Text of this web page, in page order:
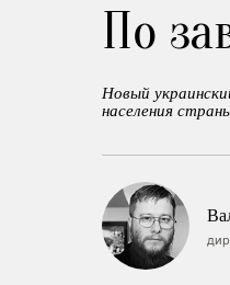
По
Новый
населения